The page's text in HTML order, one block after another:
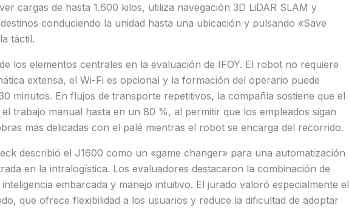
cargas de hasta 1.600 kilos, utiliza navegación 3D LiDAR SLAM y
conduciendo la unidad hasta una ubicación y pulsando «Save
táctil.
los elementos centrales en la evaluación de IFOY. El robot no requiere
extensa, el Wi-Fi es opcional y la formación del operario puede
minutos. En flujos de transporte repetitivos, la compañía sostiene que el
trabajo manual hasta en un 80 %, al permitir que los empleados sigan
más delicadas con el palé mientras el robot se encarga del recorrido.
describió el J1600 como un «game changer» para una automatización
en la intralogística. Los evaluadores destacaron la combinación de
embarcada y manejo intuitivo. El jurado valoró especialmente el
que ofrece flexibilidad a los usuarios y reduce la dificultad de adoptar